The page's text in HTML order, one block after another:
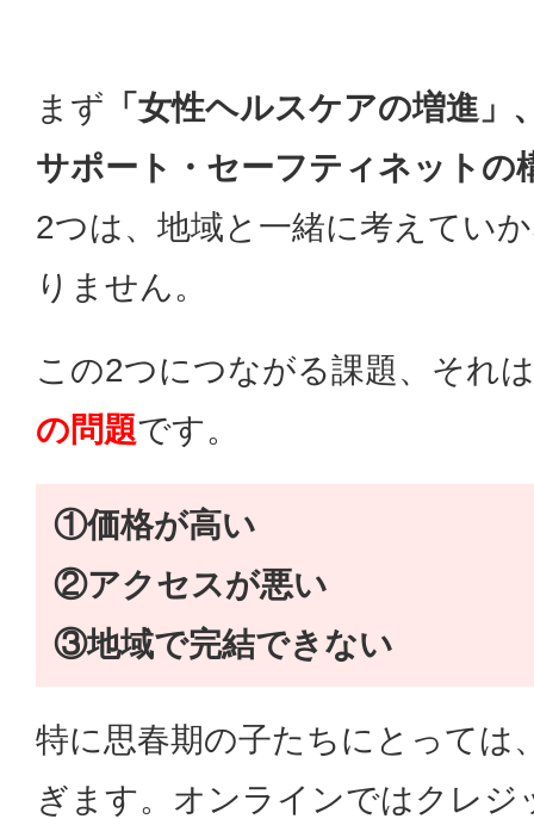
まず 「女性ヘルスケアの増進」
サポート・セーフティネットの
2つは、地域と一緒に考えてい
りません。
この2つにつながる課題、それは
の問題です。
①価格が高い
②アクセスが悪い
③地域で完結できない
特に思春期の子たちにとっては
ぎます。オンラインではクレジ